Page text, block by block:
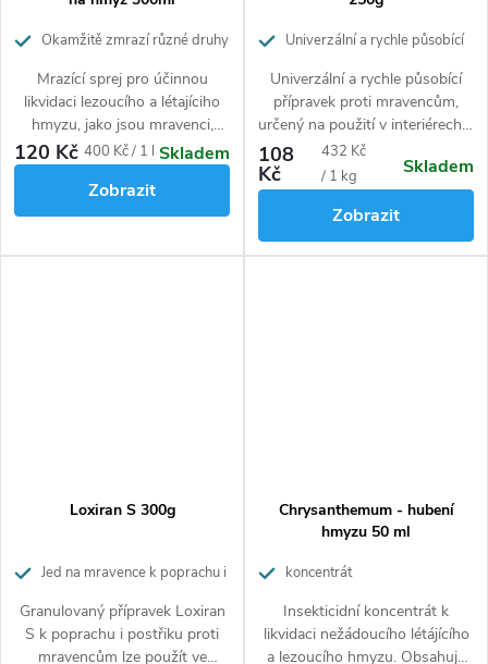
Okamžitě zmrazí různé druhy
Mrazící sprej pro účinnou
likvidaci lezoucího a létajíciho
hmyzu, jako jsou mravenci,
švábi, pavouci, mouchy, vosy,
můry a larvy. Obsahuje
rostlinné insekticidní složky
(geranioil). Neobsahuje DEET.
120 Kč Měrná
400 Kč / 1 l Skladem
Zobrazit
Univerzální a rychle působící
Univerzální a rychle působící
přípravek proti mravencům,
určený na použití v interiérech a
jejich těsné blízkosti jako jsou
terasy, chodníky, příjezdové
cesty, apod. i venkovních
prostorech. Lze aplikovat přímo
jako prášek nebo zálivkou.
Účinně hubí celé kolonie. Zničí
108
Kč
Měrná
cena:
432 Kč
/ 1 kg
Skladem
Zobrazit
Loxiran S 300g
Jed na mravence k poprachu i
Granulovaný přípravek Loxiran
S k poprachu i postřiku proti
mravencům lze použít ve
Chrysanthemum - hubení
hmyzu 50 ml
koncentrát
Insekticidní koncentrát k
likvidaci nežádoucího létájícího
a lezoucího hmyzu. Obsahuje